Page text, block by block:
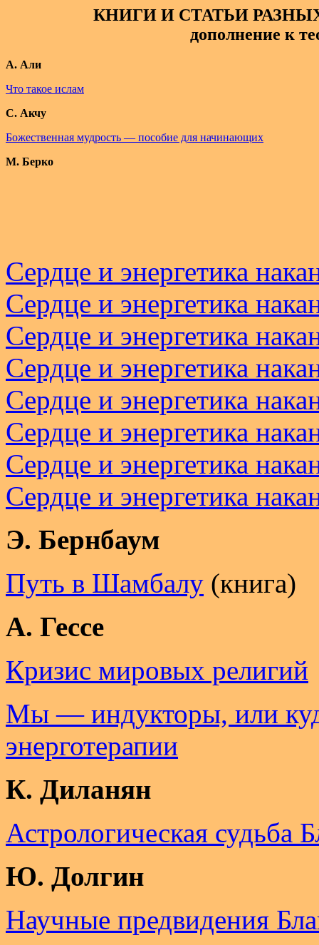
КНИГИ И СТАТЬИ
дополнение к
А. Али
Что такое ислам
С. Акчу
Божественная мудрость — пособие для начинающих
М. Берко
Сердце и энергетика
Сердце и энергетика
Сердце и энергетика
Сердце и энергетика
Сердце и энергетика
Сердце и энергетика
Сердце и энергетика
Сердце и энергетика
Э. Бернбаум
Путь в Шамбалу (книга)
А. Гессе
Кризис мировых религий
Мы — индукторы, или
энерготерапии
К. Диланян
Астрологическая судьба
Ю. Долгин
Научные предвидения